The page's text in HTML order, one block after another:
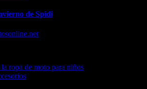
de Spidi